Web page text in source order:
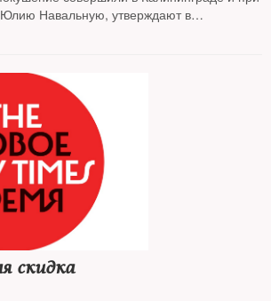
Навальную, утверждают в
скидка